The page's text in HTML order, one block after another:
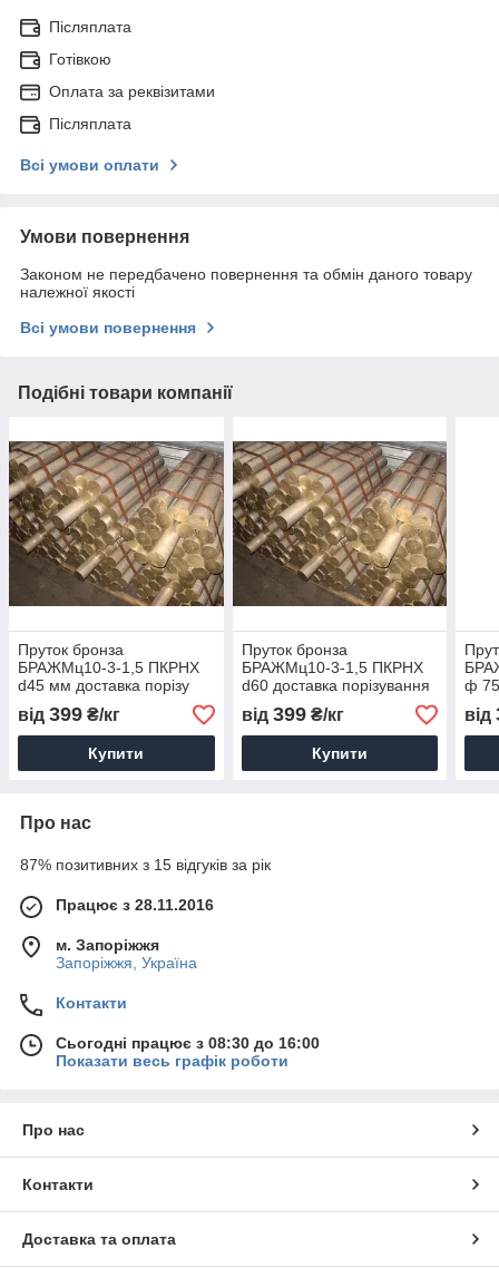
Післяплата
Готівкою
Оплата за реквізитами
Післяплата
Всі умови оплати
Умови повернення
Законом не передбачено повернення та обмін даного товару
належної якості
Всі умови повернення
Подібні товари компанії
Пруток бронза
БРАЖМц10-3-1,5 ПКРНХ
d45 мм доставка порізу
від 399 ₴/кг
Купити
Пруток бронза
БРАЖМц10-3-1,5 ПКРНХ
d60 доставка порізування
від 399₴/кг
Купити
ф 75
від
Про нас
87% позитивних з 15 відгуків за рік
Працює з 28.11.2016
м. Запоріжжя
Запоріжжя, Україна
Контакти
Сьогодні працює з 08:30 до 16:00
Показати весь графік роботи
Про нас
Контакти
Доставка та оплата